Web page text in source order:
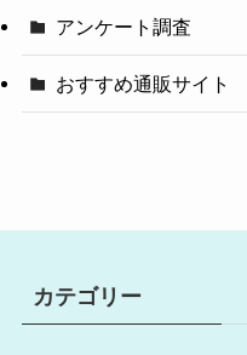
アンケート調査
おすすめ通販サイト
カテゴリー